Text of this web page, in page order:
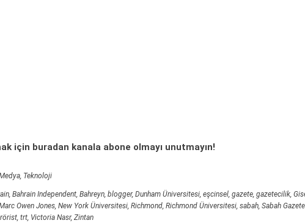
için buradan kanala abone olmayı unutmayın!
, Teknoloji
, Bahrain Independent, Bahreyn, blogger, Dunham Üniversitesi, eşcinsel, gazete, gazetecilik,
Owen Jones, New York Üniversitesi, Richmond, Richmond Üniversitesi, sabah, Sabah
, trt, Victoria Nasr, Zintan